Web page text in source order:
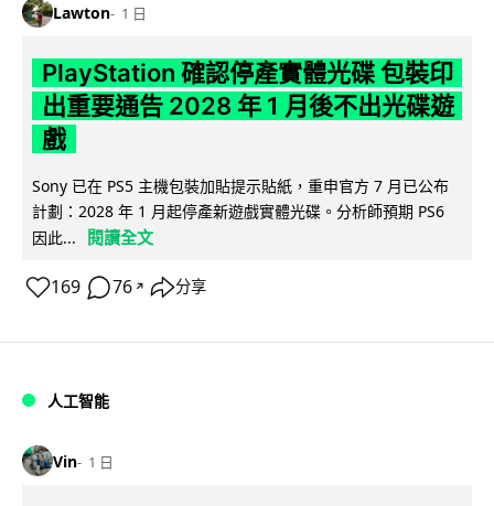
Lawton 1 日
PlayStation 確認停產實體光碟 包裝印
出重要通告 2028 年 1 月後不出光碟遊
戲
Sony 已在 PS5 主機包裝加貼提示貼紙，重申官方 7 月已公布
計劃：2028 年 1 月起停產新遊戲實體光碟。分析師預期 PS6
因此...
閱讀全文
169 76 ↗ 分享
人工智能
Vin 1 日